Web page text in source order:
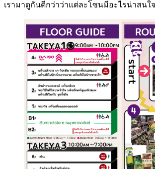
เรามาดูกันดีกว่าว่าแต่ละโซนมีอะไรน่าสนใ